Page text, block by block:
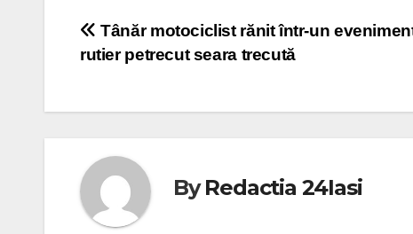
Post
navigation
Tânăr motociclist rănit într-un
rutier petrecut seara trecută
ByRedactia 24Iasi